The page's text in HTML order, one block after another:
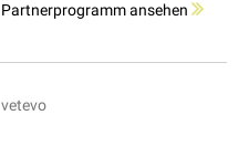
Partnerprogramm ansehen
vetevo